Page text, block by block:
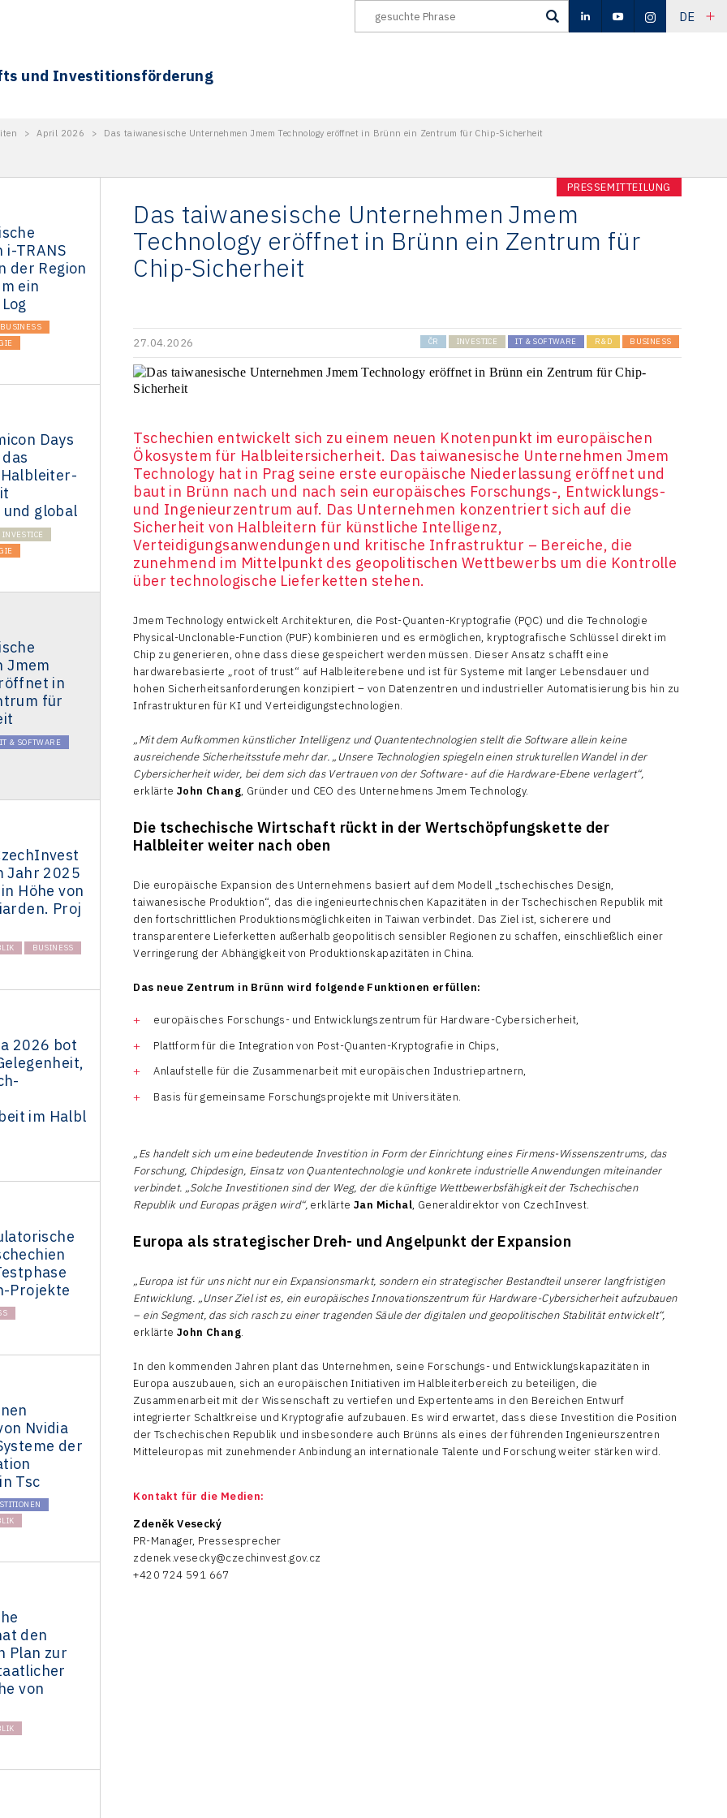
DE
und Investitionsförderung
> April 2026 > Das taiwanesische Unternehmen Jmem Technology eröffnet in Brünn ein Zentrum für Chip-Sicherheit
TRANS
der Region
ein
BUSINESS
Days
global
INVESTICE
Jmem
in
für
IT & SOFTWARE
Jahr 2025
Höhe von
Proj
BUSINESS
2026 bot
im Halbl
Projekte
Nvidia
der
Tsc
den
Plan zur
von
PRESSEMITTEILUNG
Das taiwanesische Unternehmen Jmem
Technology eröffnet in Brünn ein Zentrum für
Chip-Sicherheit
27.04.2026 ČR INVESTICE IT & SOFTWARE R&D BUSINESS
Tschechien entwickelt sich zu einem neuen Knotenpunkt im europäischen
Ökosystem für Halbleitersicherheit. Das taiwanesische Unternehmen Jmem
Technology hat in Prag seine erste europäische Niederlassung eröffnet und
baut in Brünn nach und nach sein europäisches Forschungs-, Entwicklungs-
und Ingenieurzentrum auf. Das Unternehmen konzentriert sich auf die
Sicherheit von Halbleitern für künstliche Intelligenz,
Verteidigungsanwendungen und kritische Infrastruktur – Bereiche, die
zunehmend im Mittelpunkt des geopolitischen Wettbewerbs um die Kontrolle
über technologische Lieferketten stehen.
Jmem Technology entwickelt Architekturen, die Post-Quanten-Kryptografie (PQC) und die Technologie
Physical-Unclonable-Function (PUF) kombinieren und es ermöglichen, kryptografische Schlüssel direkt im
Chip zu generieren, ohne dass diese gespeichert werden müssen. Dieser Ansatz schafft eine
hardwarebasierte „root of trust“ auf Halbleiterebene und ist für Systeme mit langer Lebensdauer und
hohen Sicherheitsanforderungen konzipiert – von Datenzentren und industrieller Automatisierung bis hin zu
Infrastrukturen für KI und Verteidigungstechnologien.
„Mit dem Aufkommen künstlicher Intelligenz und Quantentechnologien stellt die Software allein keine
ausreichende Sicherheitsstufe mehr dar. „Unsere Technologien spiegeln einen strukturellen Wandel in der
Cybersicherheit wider, bei dem sich das Vertrauen von der Software- auf die Hardware-Ebene verlagert“,
erklärte John Chang, Gründer und CEO des Unternehmens Jmem Technology.
Die tschechische Wirtschaft rückt in der Wertschöpfungskette der
Halbleiter weiter nach oben
Die europäische Expansion des Unternehmens basiert auf dem Modell „tschechisches Design,
taiwanesische Produktion“, das die ingenieurtechnischen Kapazitäten in der Tschechischen Republik mit
den fortschrittlichen Produktionsmöglichkeiten in Taiwan verbindet. Das Ziel ist, sicherere und
transparentere Lieferketten außerhalb geopolitisch sensibler Regionen zu schaffen, einschließlich einer
Verringerung der Abhängigkeit von Produktionskapazitäten in China.
Das neue Zentrum in Brünn wird folgende Funktionen erfüllen:
europäisches Forschungs- und Entwicklungszentrum für Hardware-Cybersicherheit,
Plattform für die Integration von Post-Quanten-Kryptografie in Chips,
Anlaufstelle für die Zusammenarbeit mit europäischen Industriepartnern,
Basis für gemeinsame Forschungsprojekte mit Universitäten.
„Es handelt sich um eine bedeutende Investition in Form der Einrichtung eines Firmens-Wissenszentrums, das
Forschung, Chipdesign, Einsatz von Quantentechnologie und konkrete industrielle Anwendungen miteinander
verbindet. „Solche Investitionen sind der Weg, der die künftige Wettbewerbsfähigkeit der Tschechischen
Republik und Europas prägen wird“, erklärte Jan Michal, Generaldirektor von CzechInvest.
Europa als strategischer Dreh- und Angelpunkt der Expansion
„Europa ist für uns nicht nur ein Expansionsmarkt, sondern ein strategischer Bestandteil unserer langfristigen
Entwicklung. „Unser Ziel ist es, ein europäisches Innovationszentrum für Hardware-Cybersicherheit aufzubauen
– ein Segment, das sich rasch zu einer tragenden Säule der digitalen und geopolitischen Stabilität entwickelt“,
erklärte John Chang.
In den kommenden Jahren plant das Unternehmen, seine Forschungs- und Entwicklungskapazitäten in
Europa auszubauen, sich an europäischen Initiativen im Halbleiterbereich zu beteiligen, die
Zusammenarbeit mit der Wissenschaft zu vertiefen und Expertenteams in den Bereichen Entwurf
integrierter Schaltkreise und Kryptografie aufzubauen. Es wird erwartet, dass diese Investition die Position
der Tschechischen Republik und insbesondere auch Brünns als eines der führenden Ingenieurszentren
Mitteleuropas mit zunehmender Anbindung an internationale Talente und Forschung weiter stärken wird.
Kontakt für die Medien:
Zdeněk Vesecký
PR-Manager, Pressesprecher
zdenek.vesecky@czechinvest.gov.cz
+420 724 591 667